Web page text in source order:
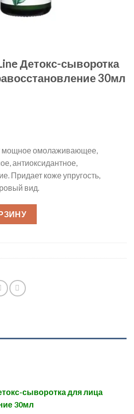
Детокс-сыворотка
30мл
мощное омолаживающее,
антиоксидантное,
Придает коже упругость,
вид.
Active Line Детокс-сыворотка
сыворотка для лица
30мл